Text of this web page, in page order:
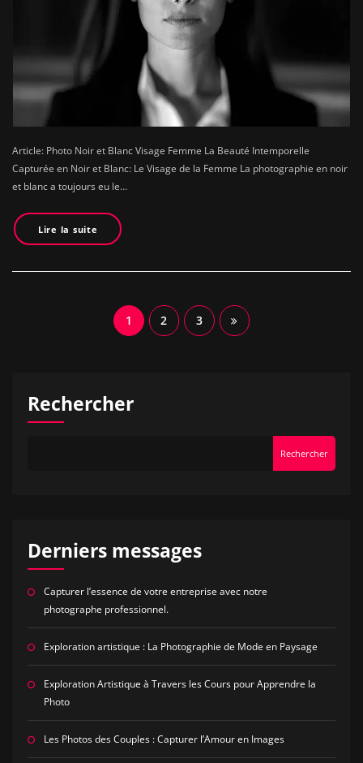
Article: Photo Noir et Blanc Visage Femme La Beauté Intemporelle
Capturée en Noir et Blanc: Le Visage de la Femme La photographie en noir
et blanc a toujours eu le…
Lire la suite
1 2 3
Rechercher
Rechercher
Derniers messages
Capturer l’essence de votre entreprise avec notre
photographe professionnel.
Exploration artistique : La Photographie de Mode en Paysage
Exploration Artistique à Travers les Cours pour Apprendre la
Photo
Les Photos des Couples : Capturer l’Amour en Images